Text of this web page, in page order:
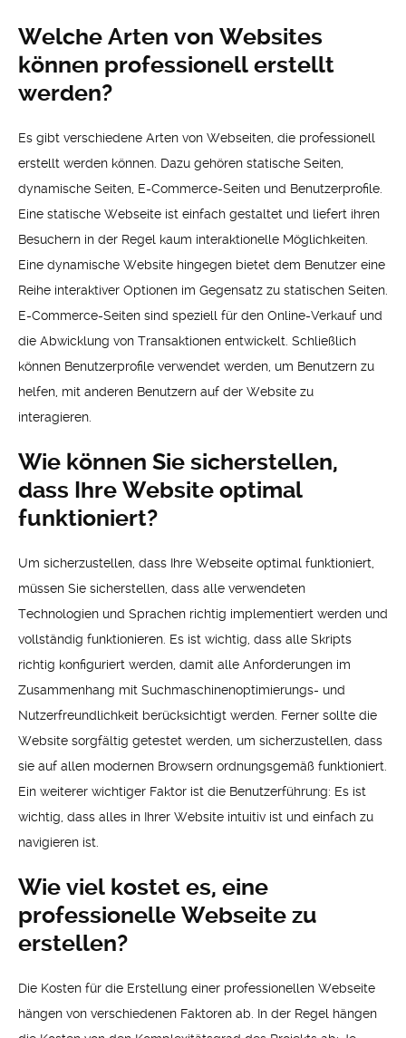
Welche Arten von Websites
können professionell erstellt
werden?
Es gibt verschiedene Arten von Webseiten, die professionell
erstellt werden können. Dazu gehören statische Seiten,
dynamische Seiten, E-Commerce-Seiten und Benutzerprofile.
Eine statische Webseite ist einfach gestaltet und liefert ihren
Besuchern in der Regel kaum interaktionelle Möglichkeiten.
Eine dynamische Website hingegen bietet dem Benutzer eine
Reihe interaktiver Optionen im Gegensatz zu statischen Seiten.
E-Commerce-Seiten sind speziell für den Online-Verkauf und
die Abwicklung von Transaktionen entwickelt. Schließlich
können Benutzerprofile verwendet werden, um Benutzern zu
helfen, mit anderen Benutzern auf der Website zu
interagieren.
Wie können Sie sicherstellen,
dass Ihre Website optimal
funktioniert?
Um sicherzustellen, dass Ihre Webseite optimal funktioniert,
müssen Sie sicherstellen, dass alle verwendeten
Technologien und Sprachen richtig implementiert werden und
vollständig funktionieren. Es ist wichtig, dass alle Skripts
richtig konfiguriert werden, damit alle Anforderungen im
Zusammenhang mit Suchmaschinenoptimierungs- und
Nutzerfreundlichkeit berücksichtigt werden. Ferner sollte die
Website sorgfältig getestet werden, um sicherzustellen, dass
sie auf allen modernen Browsern ordnungsgemäß funktioniert.
Ein weiterer wichtiger Faktor ist die Benutzerführung: Es ist
wichtig, dass alles in Ihrer Website intuitiv ist und einfach zu
navigieren ist.
Wie viel kostet es, eine
professionelle Webseite zu
erstellen?
Die Kosten für die Erstellung einer professionellen Webseite
hängen von verschiedenen Faktoren ab. In der Regel hängen